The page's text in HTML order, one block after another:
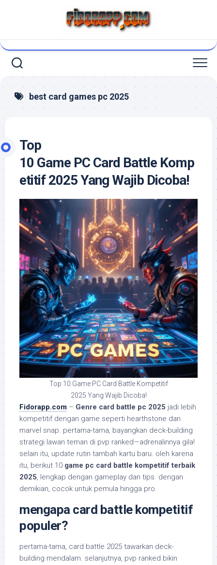
best card games pc 2025
Top
10 Game PC Card Battle Komp
etitif 2025 Yang Wajib Dicoba!
Top 10 Game PC Card Battle Kompetitif
2025 Yang Wajib Dicoba!
Fidorapp.com – Genre card battle pc 2025 jadi lebih
kompetitif dengan game seperti hearthstone dan
marvel snap. pertama-tama, bayangkan deck-building
strategi lawan teman di pvp ranked—adrenalinnya gila!
selain itu, update rutin tambah kartu baru. oleh karena
itu, berikut 10 game pc card battle kompetitif terbaik
2025, lengkap dengan gameplay dan tips. dengan
demikian, cocok untuk pemula hingga pro.
mengapa card battle kompetitif
populer?
pertama-tama, card battle 2025 tawarkan deck-
building mendalam. selanjutnya, pvp ranked bikin